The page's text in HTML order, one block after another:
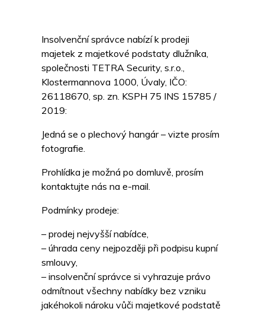
Insolvenční správce nabízí k prodeji
majetek z majetkové podstaty dlužníka,
společnosti TETRA Security, s.r.o.,
Klostermannova 1000, Úvaly, IČO:
26118670, sp. zn. KSPH 75 INS 15785 /
2019:
Jedná se o plechový hangár – vizte prosím
fotografie.
Prohlídka je možná po domluvě, prosím
kontaktujte nás na e-mail.
Podmínky prodeje:
– prodej nejvyšší nabídce,
– úhrada ceny nejpozději při podpisu kupní
smlouvy,
– insolvenční správce si vyhrazuje právo
odmítnout všechny nabídky bez vzniku
jakéhokoli nároku vůči majetkové podstatě